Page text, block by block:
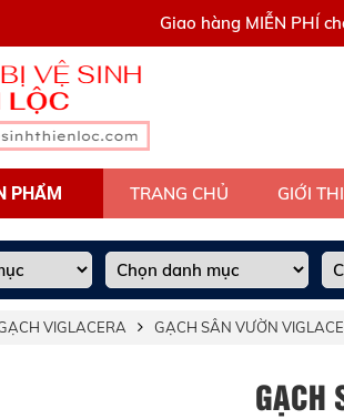
Giao hàng MIỄN PHÍ
PHẨM TRANG CHỦ GIỚI
VIGLACERA GẠCH SÂN VƯỜN
GẠCH